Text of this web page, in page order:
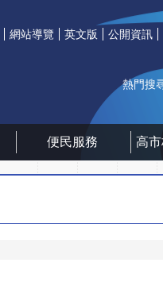
網站導覽 英文版 公開資訊
熱門搜
便民服務 高